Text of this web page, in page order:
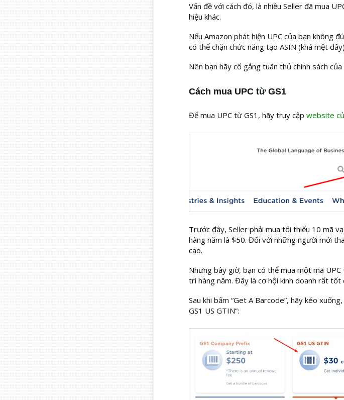
Vấn đề với cách đó, là nhiều Seller đã mua
hiệu khác.
Nếu Amazon phát hiện UPC của bạn không
có thể chặn chức năng tạo ASIN (khá mệt
Nên bạn hãy cố gắng tuân thủ chính sách
Cách mua UPC từ GS1
Để mua UPC từ GS1, hãy truy cập website
Trước đây, Seller phải mua tối thiểu 10 mã
hàng năm là $50. Đối với những người mới
cao.
Nhưng bây giờ, bạn có thể mua một mã
trì hàng năm. Đây là cơ hội kinh doanh rất tốt
Sau khi bấm “Get A Barcode”, hãy kéo
GS1 US GTIN”: